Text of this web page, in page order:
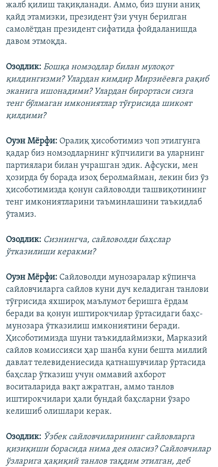
жалб қилиш тақиқланади. Аммо, биз шуни аниқ
қайд этамизки, президент ўзи учун берилган
самолётдан президент сифатида фойдаланишда
давом этмоқда.
Озодлик: Бошқа номзодлар билан мулоқот
қилдингизми? Улардан кимдир Мирзиёевга рақиб
эканига ишонадими? Улардан бирортаси сизга
тенг бўлмаган имкониятлар тўғрисида шикоят
қилдими?
Оуэн Мёрфи: Оралиқ ҳисоботимиз чоп этилгунга
қадар биз номзодларнинг кўпчилиги ва уларнинг
партиялари билан учрашган эдик. Афсуски, мен
ҳозирда бу борада изоҳ беролмайман, лекин биз ўз
ҳисоботимизда қонун сайловолди ташвиқотининг
тенг имкониятларини таъминлашини таъкидлаб
ўтамиз.
Озодлик: Сизнингча, сайловолди баҳслар
ўтказилиши керакми?
Оуэн Мёрфи: Сайловолди мунозаралар кўпинча
сайловчиларга сайлов куни дуч келадиган танлови
тўғрисида яхшироқ маълумот беришга ёрдам
беради ва қонун иштирокчилар ўртасидаги баҳс-
мунозара ўтказилиш имкониятини беради.
Ҳисоботимизда шуни таъкидлаймизки, Марказий
сайлов комиссияси ҳар шанба куни бешта миллий
давлат телевидениесида қатнашувчилар ўртасида
баҳслар ўтказиш учун оммавий ахборот
воситаларида вақт ажратган, аммо танлов
иштирокчилари ҳали бундай баҳсларни ўзаро
келишиб олишлари керак.
Озодлик: Ўзбек сайловчиларининг сайловларга
қизиқиши борасида нима дея оласиз? Сайловчилар
ўзларига ҳақиқий танлов тақдим этилган, деб